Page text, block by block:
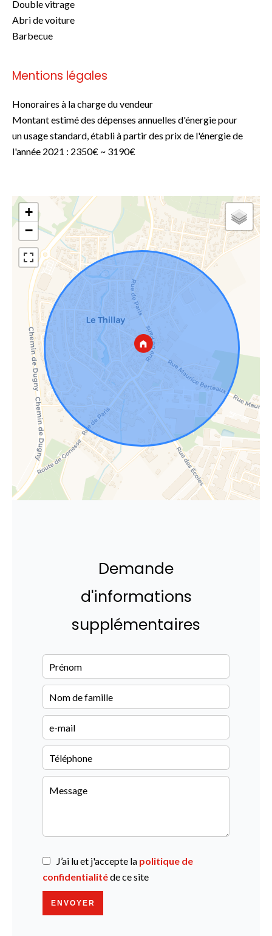
Double vitrage
Abri de voiture
Barbecue
Mentions légales
Honoraires à la charge du vendeur
Montant estimé des dépenses annuelles d'énergie pour
un usage standard, établi à partir des prix de l'énergie de
l'année 2021 : 2350€ ~ 3190€
+
−
Demande
d'informations
supplémentaires
J’ai lu et j'accepte la politique de
confidentialitéde ce site
ENVOYER